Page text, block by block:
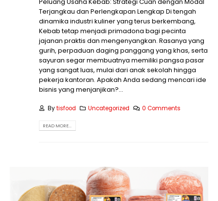
Terjangkau dan Perlengkapan Lengkap Di tengah
dinamika industri kuliner yang terus berkembang,
Kebab tetap menjadi primadona bagi pecinta
jajanan praktis dan mengenyangkan. Rasanya yang
gurih, perpaduan daging panggang yang khas, serta
sayuran segar membuatnya memiliki pangsa pasar
yang sangat luas, mulai dari anak sekolah hingga
pekerja kantoran. Apakah Anda sedang mencari ide
bisnis yang menjanjikan?...
Bytisfood Uncategorized 0 Comments
READ MORE...